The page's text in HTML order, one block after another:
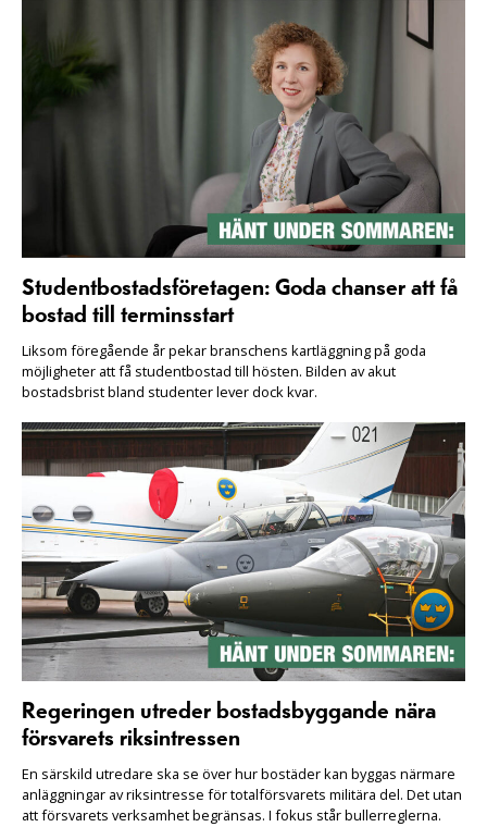
Studentbostadsföretagen: Goda chanser att få
bostad till terminsstart
Liksom föregående år pekar branschens kartläggning på goda
möjligheter att få studentbostad till hösten. Bilden av akut
bostadsbrist bland studenter lever dock kvar.
Regeringen utreder bostadsbyggande nära
försvarets riksintressen
En särskild utredare ska se över hur bostäder kan byggas närmare
anläggningar av riksintresse för totalförsvarets militära del. Det utan
att försvarets verksamhet begränsas. I fokus står bullerreglerna.